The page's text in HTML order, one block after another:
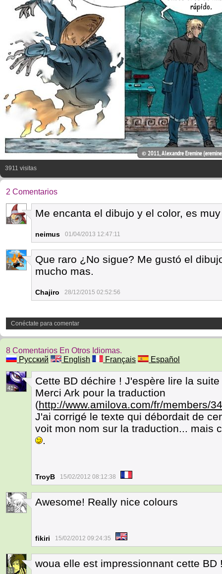
rápido.
3911 visitas
2 Comentarios
1
Me encanta el dibujo y el color, es
neimus 01/04/2013 12:47:11
7
Que raro ¿No sigue? Me gustó el
mucho mas.
Chajiro 28/12/2015 02:52:56
Conéctate para comentar
8 Comentarios En Otros Idiomas.
Русский
English Français Español
41
Cette BD déchire ! J'espère lire la
Merci Ark pour la traduction
(http://www.amilova.com/fr/members/
J'ai corrigé le texte qui débordait de
voit mon nom sur la traduction... mais
.
TroyB 15/02/2012 08:12:38
16
Awesome! Really nice colours
fikiri 15/02/2012 09:24:35
31
woua elle est impressionnant cette BD